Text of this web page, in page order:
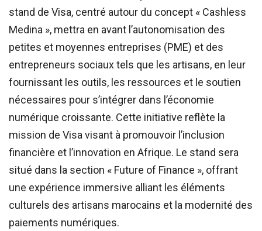
stand de Visa, centré autour du concept « Cashless
Medina », mettra en avant l’autonomisation des
petites et moyennes entreprises (PME) et des
entrepreneurs sociaux tels que les artisans, en leur
fournissant les outils, les ressources et le soutien
nécessaires pour s’intégrer dans l’économie
numérique croissante. Cette initiative reflète la
mission de Visa visant à promouvoir l’inclusion
financière et l’innovation en Afrique. Le stand sera
situé dans la section « Future of Finance », offrant
une expérience immersive alliant les éléments
culturels des artisans marocains et la modernité des
paiements numériques.